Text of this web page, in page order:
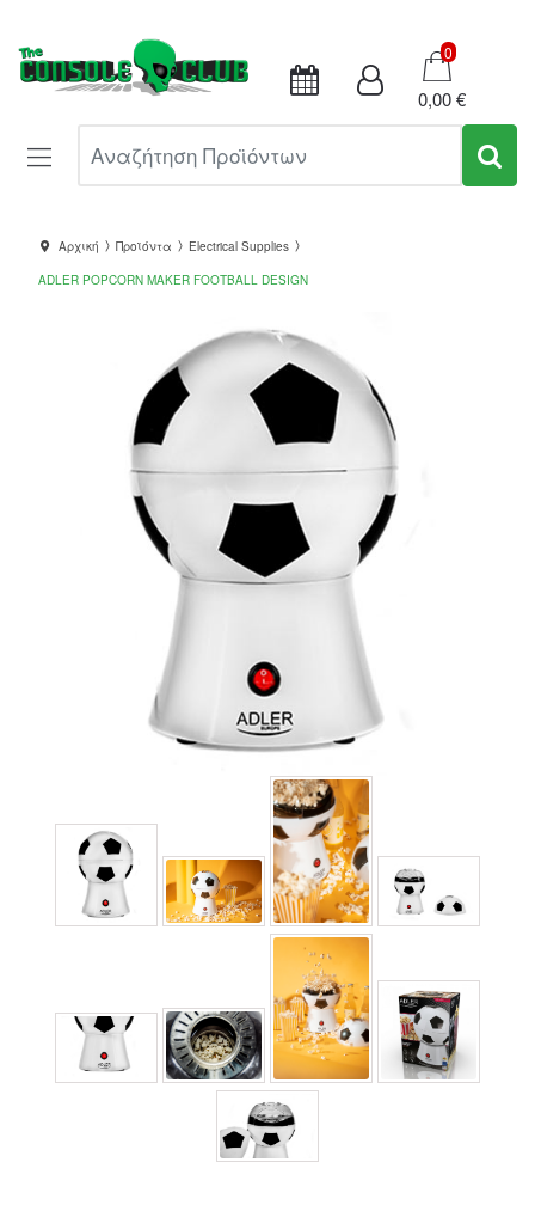
Καλάθι
0
0,00 €
Αρχική Προϊόντα
Electrical Supplies
ADLER POPCORN MAKER FOOTBALL DESIGN